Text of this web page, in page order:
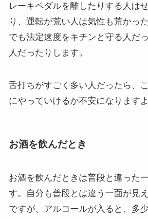
レーキペダルを離したりする人は
り、運転が荒い人は気性も荒かっ
でも法定速度をキチンと守る人だ
人だったりします。
舌打ちがすごく多い人だったら、
にやっていけるか不安になりますよ
お酒を飲んだとき
お酒を飲んだときは普段と違った
す。自分も普段とは違う一面が見
ですが、アルコールが入ると、多